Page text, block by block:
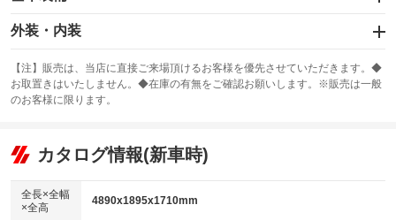
エアバッグ：運転席/助手席/サイド
：装備あり
：装備なし
サンルーフ
：装備あり ABS
リフトアップ
：装備なし
：装備なし
パワーウィンドウ
外装・内装
カーナビ：SDナビ
：装備あり
TV：フルセグ
：装備あり
ビジュアル：ブルーレイ再生／DVD再生
：装備あり
アルミホイール：20インチ
：装備あり
【注】販売は、当店に直接ご来場頂けるお客様を優先させていただきます。◆
お取置きはいたしません。◆在庫の有無をご確認お願いします。※販売は一般
のお客様に限ります。
カタログ情報(新車時)
全長×全幅
×全高
4890x1895x1710mm